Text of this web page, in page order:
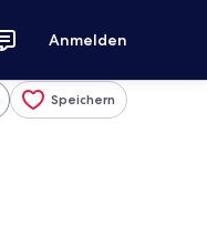
Anmelden
Speichern